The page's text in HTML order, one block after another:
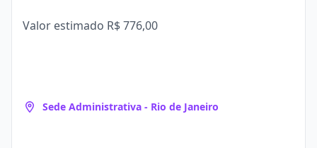
Valor estimado R$ 776,00
Sede Administrativa - Rio de Janeiro